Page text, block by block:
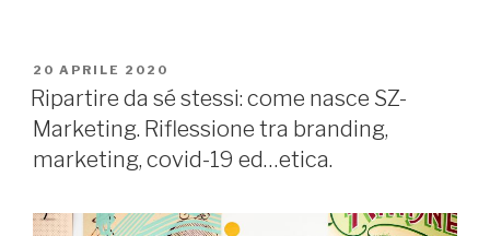
PUBBLICATO
IL
20 APRILE 2020
Ripartire da sé stessi: come nasce SZ-
Marketing. Riflessione tra branding,
marketing, covid-19 ed…etica.